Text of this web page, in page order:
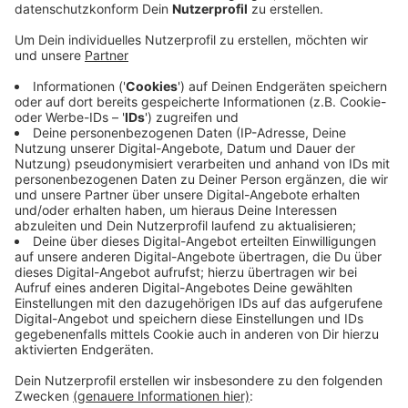
Veröffentlicht:Donnerstag, 14.10.2021 14:47
Auch in Mönchengladbach waren am 9. November
1938 Synagogen angezündet und zerstört worden.
Damit begann auch in unserer Stadt damals die
Ausgrenzung, Deportation und Ermordung jüdischer
Mönchengladbacher. An sie und ihre Schicksale
erinnern heute hunderte sogenannter Stolpersteine,
die ins Pflaster der Bürgersteige verlegt wurden. Im
Vorfeld des Gedenktages werden sie gerade von
Schülern der Stadt gereinigt und poliert. Die zentrale
Gedenkfeier ist am 9. November ab 19 Uhr im Innenhof
des Rathauses Abtei.
Anzeige